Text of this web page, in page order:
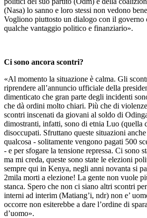
(Nasa) lo sanno e loro stessi non vedono
Vogliono piuttosto un dialogo con il governo
qualche vantaggio politico e finanziario».
Ci sono ancora scontri?
«Al momento la situazione è calma. Gli
riprendere all’annuncio ufficiale della
dimenticato che gran parte degli incidenti
che dà ordini molto chiari. Più che di
scontri inscenati da giovani al soldo di
dimostranti, infatti, sono di etnia Luo (quella
disoccupati. Sfruttano queste situazioni
qualcosa - solitamente vengono pagati 500
- e per sfogare la tensione repressa. Ci sono
ma mi creda, queste sono state le elezioni
sempre qui in Kenya, negli anni novanta si
2mila morti a elezione! La gente non vuole
stanca. Spero che non ci siano altri scontri
interni ad interim (Matiang’i, ndr) non e’
occorre non esiterebbe a dare l’ordine di
d’uomo».